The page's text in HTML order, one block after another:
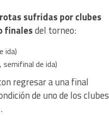
sufridas por clubes
finalesdel torneo:
ida)
de ida)
regresar a una final
de uno de los clubes